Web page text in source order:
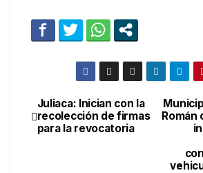
Navegación
de
Román
Juliaca: Inician con la
recolección de firmas
para la revocatoria